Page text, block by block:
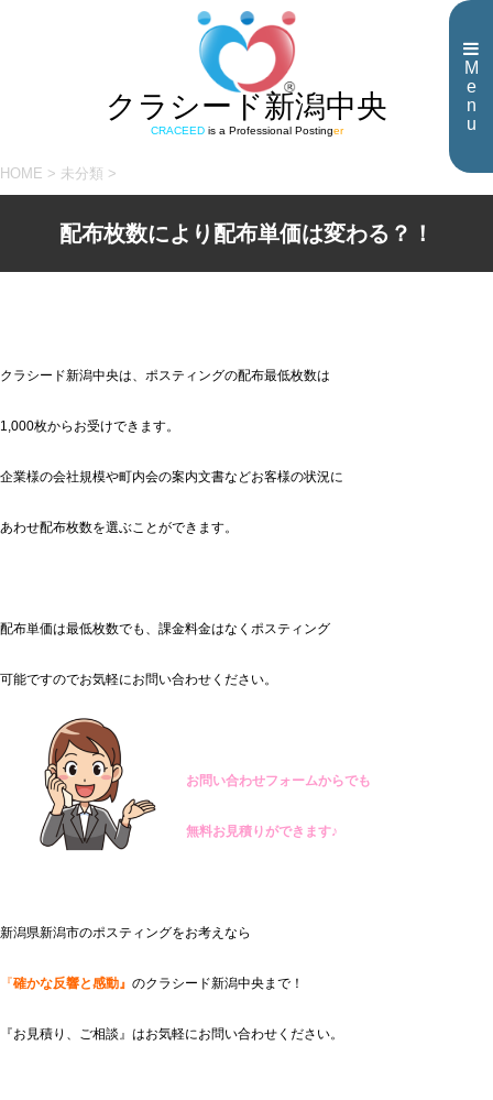
M
e
n
u
クラシード新潟中央
CRACEEDis a Professional Postinger
HOME > 未分類 >
配布枚数により配布単価は変わる？！
クラシード新潟中央は、ポスティングの配布最低枚数は
1,000枚からお受けできます。
企業様の会社規模や町内会の案内文書などお客様の状況に
あわせ配布枚数を選ぶことができます。
配布単価は最低枚数でも、課金料金はなくポスティング
可能ですのでお気軽にお問い合わせください。
お問い合わせフォームからでも
無料お見積りができます♪
新潟県新潟市のポスティングをお考えなら
『確かな反響と感動』 のクラシード新潟中央まで！
『お見積り、ご相談』はお気軽にお問い合わせください。